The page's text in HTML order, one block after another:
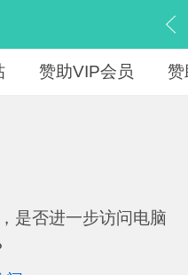
赞助VIP会员 赞
是否进一步访问电脑